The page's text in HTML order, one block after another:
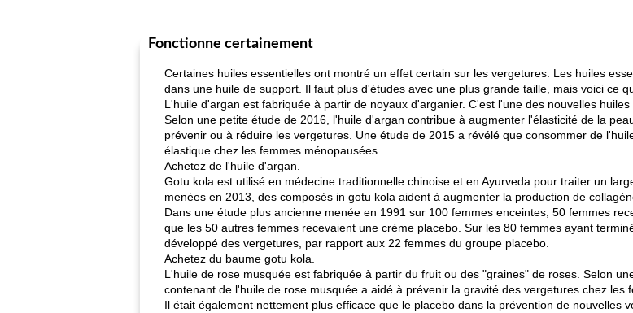
Fonctionne certainement
Certaines huiles essentielles ont montré un effet certain sur les vergetures. Les huiles
dans une huile de support. Il faut plus d'études avec une plus grande taille, mais voici ce
L'huile d'argan est fabriquée à partir de noyaux d'arganier. C'est l'une des nouvelles
Selon une petite étude de 2016, l'huile d'argan contribue à augmenter l'élasticité de la
prévenir ou à réduire les vergetures. Une étude de 2015 a révélé que consommer de
élastique chez les femmes ménopausées.
Achetez de l'huile d'argan.
Gotu kola est utilisé en médecine traditionnelle chinoise et en Ayurveda pour traiter un
menées en 2013, des composés in gotu kola aident à augmenter la production de
Dans une étude plus ancienne menée en 1991 sur 100 femmes enceintes, 50 femmes
que les 50 autres femmes recevaient une crème placebo. Sur les 80 femmes ayant
développé des vergetures, par rapport aux 22 femmes du groupe placebo.
Achetez du baume gotu kola.
L'huile de rose musquée est fabriquée à partir du fruit ou des "graines" de roses. Selon
contenant de l'huile de rose musquée a aidé à prévenir la gravité des vergetures chez les
Il était également nettement plus efficace que le placebo dans la prévention de nouvelles